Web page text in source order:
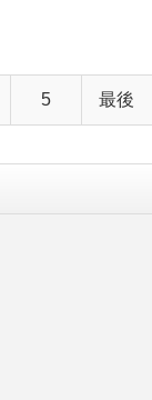
5 最後